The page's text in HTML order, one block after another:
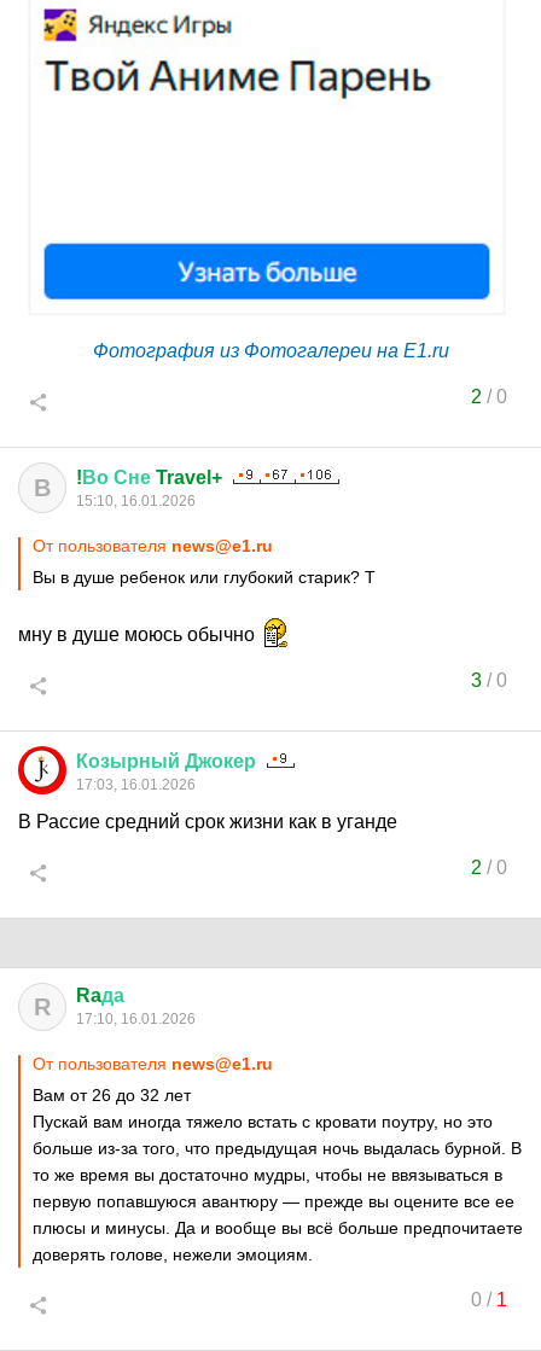
Фотография из Фотогалереи на E1.ru
2 /0
В ! Во Сне Travel+
15:10, 16.01.2026
От пользователя news@e1.ru
Вы в душе ребенок или глубокий старик? Т
мну в душе моюсь обычно
3/0
Козырный Джокер
17:03, 16.01.2026
В Рассие средний срок жизни как в уганде
2 /0
R Raда
17:10, 16.01.2026
От пользователя news@e1.ru
Вам от 26 до 32 лет
Пускай вам иногда тяжело встать с кровати поутру, но это
больше из-за того, что предыдущая ночь выдалась бурной. В
то же время вы достаточно мудры, чтобы не ввязываться в
первую попавшуюся авантюру — прежде вы оцените все ее
плюсы и минусы. Да и вообще вы всё больше предпочитаете
доверять голове, нежели эмоциям.
0/ 1